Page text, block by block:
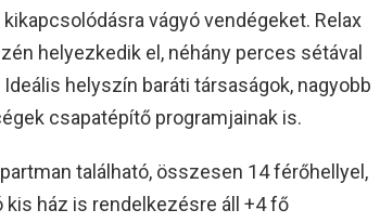
vágyó vendégeket. Relax
helyezkedik el, néhány perces sétával
helyszín baráti társaságok, nagyobb
csapatépítő programjainak is.
található, összesen 14 férőhellyel,
ház is rendelkezésre áll +4 fő